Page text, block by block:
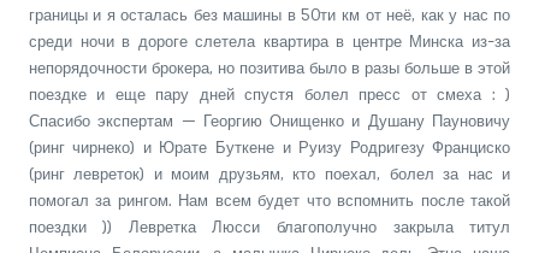
границы и я осталась без машины в 50ти км от неё, как у нас по
среди ночи в дороге слетела квартира в центре Минска из-за
непорядочности брокера, но позитива было в разы больше в этой
поездке и еще пару дней спустя болел пресс от смеха : )
Спасибо экспертам — Георгию Онищенко и Душану Пауновичу
(ринг чирнеко) и Юрате Буткене и Руизу Родригезу Франциско
(ринг левреток) и моим друзьям, кто поехал, болел за нас и
помогал за рингом. Нам всем будет что вспомнить после такой
поездки )) Левретка Люсси благополучно закрыла титул